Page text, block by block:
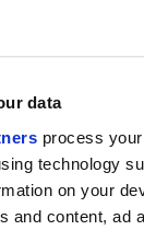
data
process
technology
on your
and content, ad
de lujo,
con un
4D y los
principal y en